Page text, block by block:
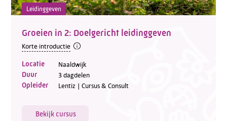
Leidinggeven
Groeien in 2: Doelgericht leidinggeven
Korte introductie
Locatie Naaldwijk
Duur 3 dagdelen
Opleider Lentiz | Cursus & Consult
Bekijk cursus